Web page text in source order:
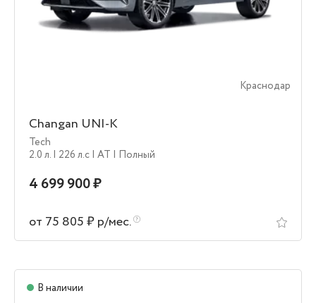
Краснодар
Changan UNI-K
Tech
2.0 л. | 226 л.c | AT | Полный
4 699 900 ₽
от 75 805 ₽ р/мес.
В наличии